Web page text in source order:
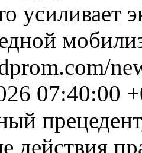
усиливает
07:40:00
действия